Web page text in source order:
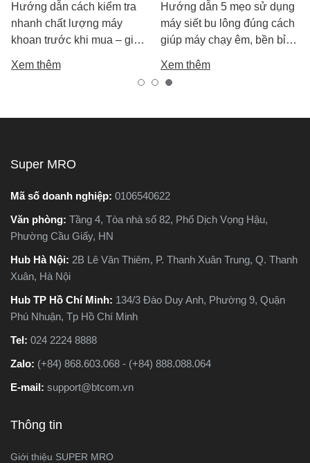
Hướng dẫn cách kiểm tra
nhanh chất lượng máy
khoan trước khi mua – giúp
tốt, bền, hoạt động ổn định,
Xem thêm
Hướng dẫn 5 mẹo sử dụng
máy siết bu lông đúng cách
giúp máy chạy êm, bền bỉ
biến khiến máy nhanh hỏng
và kém hiệu suất.
Xem thêm
Super MRO
Mã số doanh nghiệp: 0106540622
Văn phòng: Tầng 4, Tòa nhà số 82, Phố Dịch Vọng Hậu,
Phường Cầu Giấy, HN
Hub Hà Nội: 2B Lê Văn Thiêm, P. Thanh Xuân Trung, Q. Thanh
Xuân, Hà Nội
Hub TP Hồ Chí Minh: 134/3 Đào Duy Anh, Phường 9, Quận
Phú Nhuận, Tp Hồ Chí Minh
Tel: 024 2224 8888
Zalo: (+84) 868.603.068 - (+84) 888.088.064
E-mail: support@btcom.vn
Thông tin
Giới thiệu SUPER MRO